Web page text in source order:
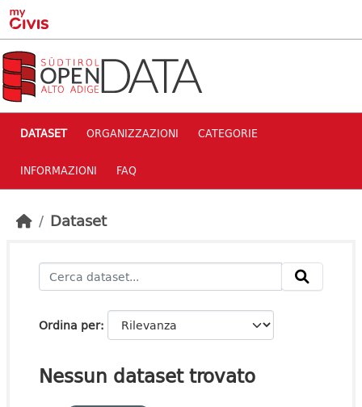
Skip to main content
DATASET ORGANIZZAZIONI CATEGORIE
INFORMAZIONI FAQ
Dataset
Ordina per
Nessun dataset trovato